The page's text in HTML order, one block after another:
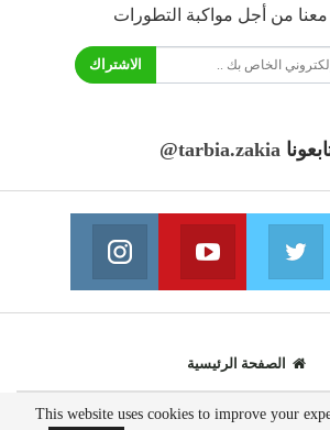
من أجل مواكبة التطورات
الاشتراك
@tarbia.zakia
الينا انضم الينا
يوتيوب
انضم الينا
الصفحة الرئيسية
This website uses cookies to improve your